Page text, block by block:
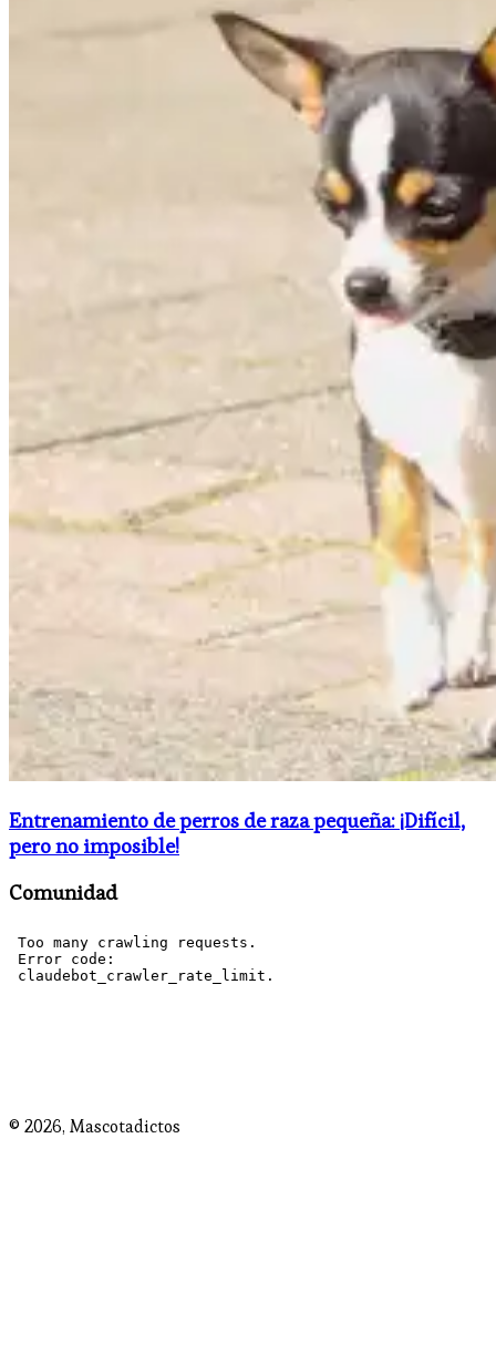
Entrenamiento de perros de raza pequeña: ¡Difícil,
pero no imposible!
Comunidad
© 2026, Mascotadictos